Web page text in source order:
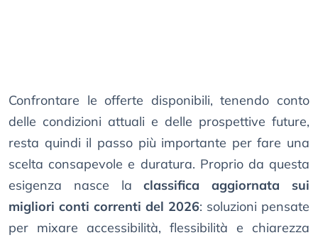
Confrontare le offerte disponibili, tenendo conto
delle condizioni attuali e delle prospettive future,
resta quindi il passo più importante per fare una
scelta consapevole e duratura. Proprio da questa
esigenza nasce laclassifica aggiornata sui
migliori conti correnti del 2026: soluzioni pensate
per mixare accessibilità, flessibilità e chiarezza